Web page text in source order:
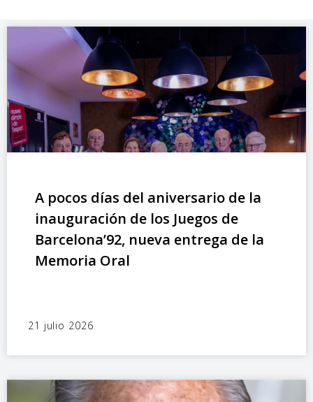
A pocos días del aniversario de la
inauguración de los Juegos de
Barcelona’92, nueva entrega de la
Memoria Oral
21 julio 2026